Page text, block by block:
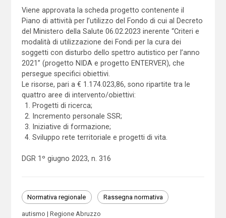
Viene approvata la scheda progetto contenente il
Piano di attività per l’utilizzo del Fondo di cui al Decreto
del Ministero della Salute 06.02.2023 inerente “Criteri e
modalità di utilizzazione dei Fondi per la cura dei
soggetti con disturbo dello spettro autistico per l’anno
2021” (progetto NIDA e progetto ENTERVER), che
persegue specifici obiettivi.
Le risorse, pari a € 1.174.023,86, sono ripartite tra le
quattro aree di intervento/obiettivi:
Progetti di ricerca;
Incremento personale SSR;
Iniziative di formazione;
Sviluppo rete territoriale e progetti di vita.
DGR 1º giugno 2023, n. 316
Normativa regionale Rassegna normativa
autismo Regione Abruzzo